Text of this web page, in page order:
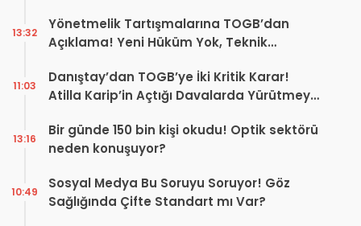
Yönetmelik Tartışmalarına TOGB’dan
Açıklama! Yeni Hüküm Yok, Teknik
13:32
Danıştay’dan TOGB’ye İki Kritik Karar!
Atilla Karip’in Açtığı Davalarda Yürütmeyi
11:03
Bir günde 150 bin kişi okudu! Optik sektörü
neden konuşuyor?
13:16
Sosyal Medya Bu Soruyu Soruyor! Göz
Sağlığında Çifte Standart mı Var?
10:49